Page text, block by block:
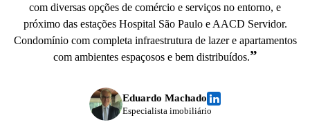
com diversas opções de comércio e serviços no entorno, e
próximo das estações Hospital São Paulo e AACD Servidor.
Condomínio com completa infraestrutura de lazer e apartamentos
com ambientes espaçosos e bem distribuídos.”
Eduardo Machado
Especialista imobiliário